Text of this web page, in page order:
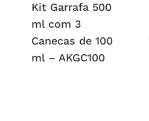
Kit Garrafa 500
ml com 3
Canecas de 100
ml – AKGC100